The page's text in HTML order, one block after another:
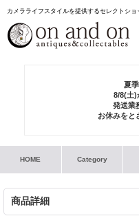
カメラライフスタイルを提供するセレクトショ
夏
8/8(土)
発送業
お休みをと
HOME Category
商品詳細